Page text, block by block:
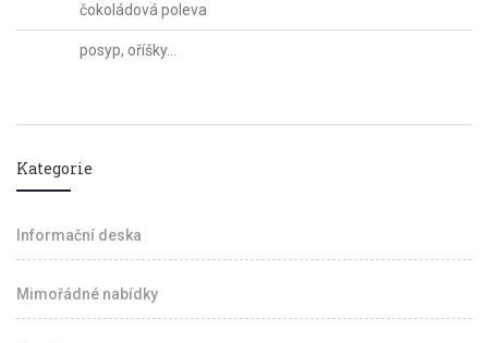
čokoládová poleva
posyp, oříšky...
Kategorie
Informační deska
Mimořádné nabídky